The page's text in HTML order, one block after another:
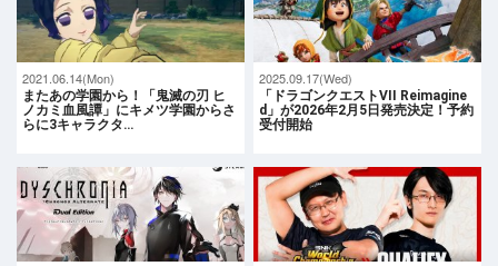
2021.06.14(Mon)
またあの学園から！「鬼滅の刃 ヒ
ノカミ血風譚」にキメツ学園からさ
らに3キャラクタ…
2025.09.17(Wed)
「ドラゴンクエストVII Reimagine
d」が2026年2月5日発売決定！予約
受付開始